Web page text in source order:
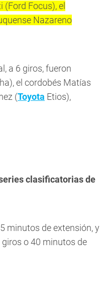
Focus), el
Nazareno
a 6 giros, fueron
el cordobés Matías
(Toyota Etios),
clasificatorias de
minutos de extensión, y
giros o 40 minutos de